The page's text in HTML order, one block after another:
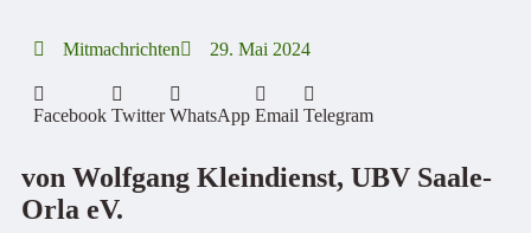
Mitmachrichten 29. Mai 2024
Facebook Twitter WhatsApp Email Telegram
von Wolfgang Kleindienst, UBV Saale-
Orla eV.